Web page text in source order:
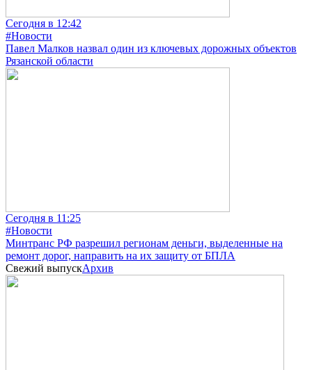
Сегодня в 12:42
#Новости
Павел Малков назвал один из ключевых дорожных объектов
Рязанской области
Сегодня в 11:25
#Новости
Минтранс РФ разрешил регионам деньги, выделенные на
ремонт дорог, направить на их защиту от БПЛА
Свежий выпускАрхив